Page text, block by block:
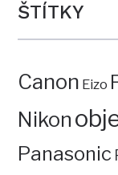
ŠTÍTKY
Canon Eizo
Nikon
Panasonic